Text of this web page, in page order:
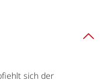
sich der